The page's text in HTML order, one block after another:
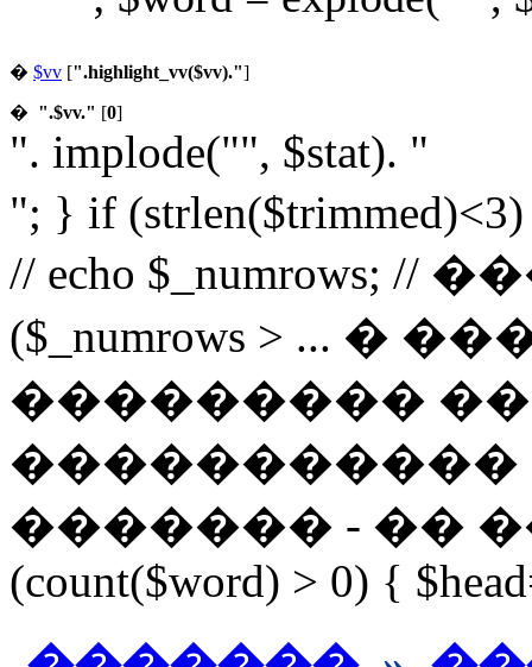
� $vv [".highlight_vv($vv)."]
� ".$vv." [0]
". implode("", $stat). "
"; } if
// echo
($_numrows > ...
���������
�����������
������� - ��
(count($word) > 0) {